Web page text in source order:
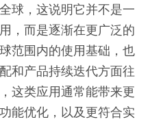
球，这说明它并不是一
，而是逐渐在更广泛的
范围内的使用基础，也
和产品持续迭代方面往
这类应用通常能带来更
能优化，以及更符合实